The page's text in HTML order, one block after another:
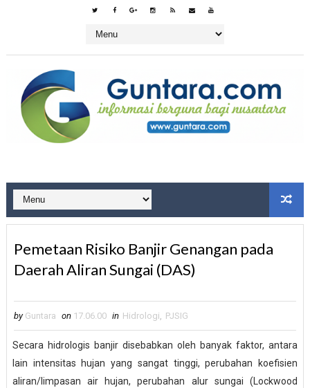
Pemetaan Risiko Banjir Genangan pada
Daerah Aliran Sungai (DAS)
by Guntara on 17.06.00 in Hidrologi, PJSIG
Secara hidrologis banjir disebabkan oleh banyak faktor, antara
lain intensitas hujan yang sangat tinggi, perubahan koefisien
aliran/limpasan air hujan, perubahan alur sungai (Lockwood